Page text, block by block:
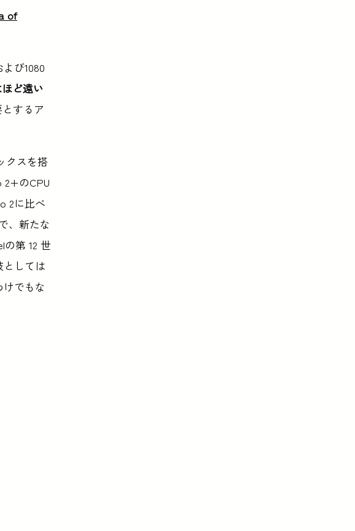
of
び1080
ど遠い
するア
クスを搭
2+のCPU
2に比べ
、新たな
第 12 世
しては
でもな